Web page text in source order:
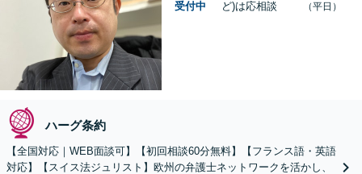
受付中
ど)は応相談
（平日）
ハーグ条約
【全国対応｜WEB面談可】【初回相談60分無料】【フランス語・英語
対応】【スイス法ジュリスト】欧州の弁護士ネットワークを活かし、